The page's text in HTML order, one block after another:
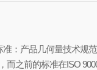
准：产品几何量技术
之前的标准在ISO